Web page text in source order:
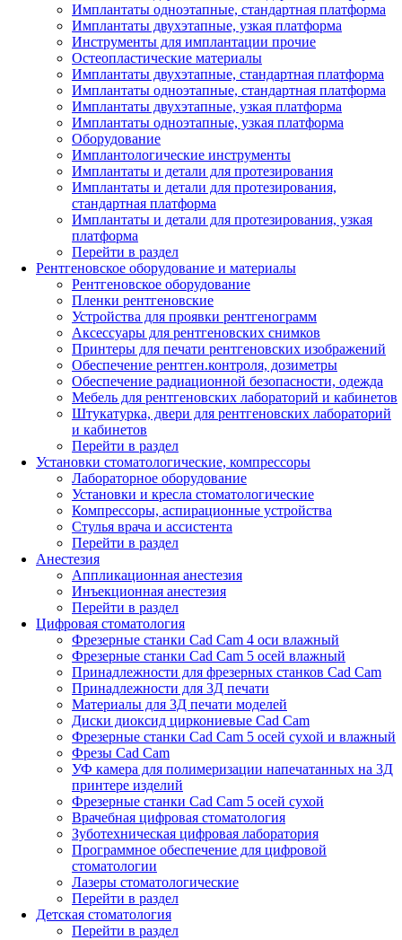
Имплантаты одноэтапные, стандартная платформа
Имплантаты двухэтапные, узкая платформа
Инструменты для имплантации прочие
Остеопластические материалы
Имплантаты двухэтапные, стандартная платформа
Имплантаты одноэтапные, стандартная платформа
Имплантаты двухэтапные, узкая платформа
Имплантаты одноэтапные, узкая платформа
Оборудование
Имплантологические инструменты
Имплантаты и детали для протезирования
Имплантаты и детали для протезирования,
стандартная платформа
Имплантаты и детали для протезирования, узкая
платформа
Перейти в раздел
Рентгеновское оборудование и материалы
Рентгеновское оборудование
Пленки рентгеновские
Устройства для проявки рентгенограмм
Аксессуары для рентгеновских снимков
Принтеры для печати рентгеновских изображений
Обеспечение рентген.контроля, дозиметры
Обеспечение радиационной безопасности, одежда
Мебель для рентгеновских лабораторий и кабинетов
Штукатурка, двери для рентгеновских лабораторий
и кабинетов
Перейти в раздел
Установки стоматологические, компрессоры
Лабораторное оборудование
Установки и кресла стоматологические
Компрессоры, аспирационные устройства
Стулья врача и ассистента
Перейти в раздел
Анестезия
Аппликационная анестезия
Инъекционная анестезия
Перейти в раздел
Цифровая стоматология
Фрезерные станки Cad Cam 4 оси влажный
Фрезерные станки Cad Cam 5 осей влажный
Принадлежности для фрезерных станков Cad Cam
Принадлежности для 3Д печати
Материалы для 3Д печати моделей
Диски диоксид циркониевые Cad Cam
Фрезерные станки Cad Cam 5 осей сухой и влажный
Фрезы Cad Cam
УФ камера для полимеризации напечатанных на 3Д
принтере изделий
Фрезерные станки Cad Cam 5 осей сухой
Врачебная цифровая стоматология
Зуботехническая цифровая лаборатория
Программное обеспечение для цифровой
стоматологии
Лазеры стоматологические
Перейти в раздел
Детская стоматология
Перейти в раздел